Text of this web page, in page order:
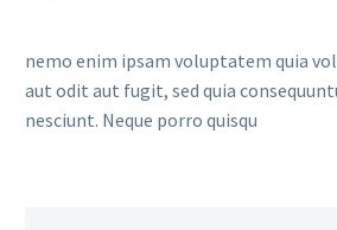
nemo enim ipsam voluptatem quia
aut odit aut fugit, sed quia
nesciunt. Neque porro quisqu